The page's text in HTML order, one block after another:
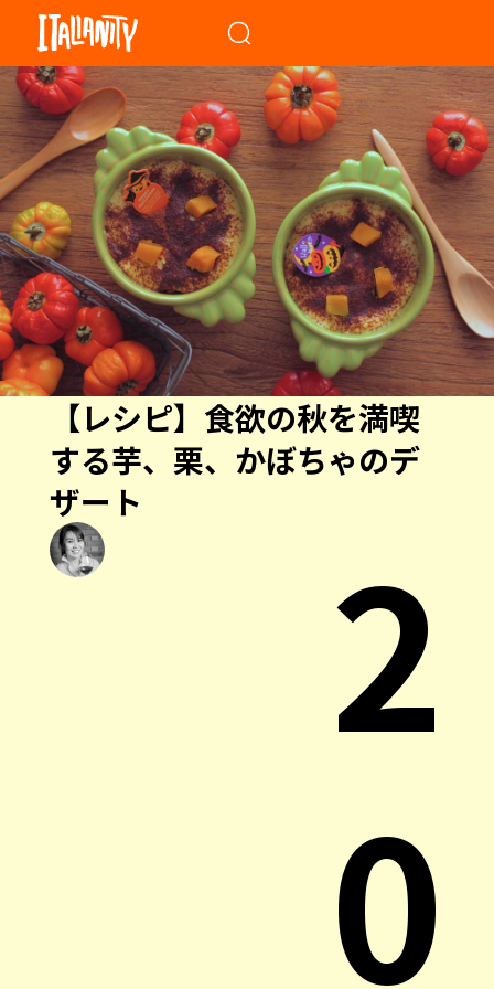
【レシピ】食欲の秋を満喫
する芋、栗、かぼちゃのデ
ザート
2
0